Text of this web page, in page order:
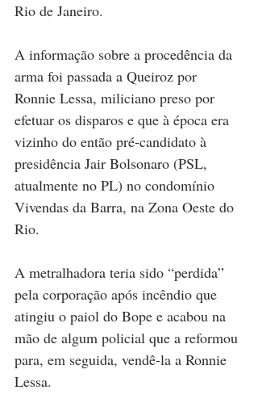
Rio de Janeiro.
A informação sobre a procedência da
arma foi passada a Queiroz por
Ronnie Lessa, miliciano preso por
efetuar os disparos e que à época era
vizinho do então pré-candidato à
presidência Jair Bolsonaro (PSL,
atualmente no PL) no condomínio
Vivendas da Barra, na Zona Oeste do
Rio.
A metralhadora teria sido “perdida”
pela corporação após incêndio que
atingiu o paiol do Bope e acabou na
mão de algum policial que a reformou
para, em seguida, vendê-la a Ronnie
Lessa.